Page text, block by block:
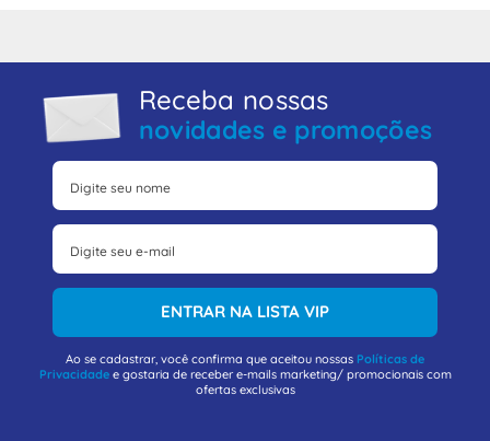
Receba nossas
novidades e promoções
ENTRAR NA LISTA VIP
Ao se cadastrar, você confirma que aceitou nossas Políticas de
Privacidadee gostaria de receber e-mails marketing/ promocionais com
ofertas exclusivas